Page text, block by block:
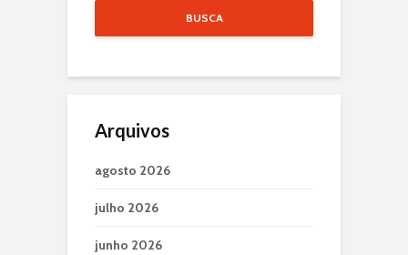
BUSCA
Arquivos
agosto 2026
julho 2026
junho 2026